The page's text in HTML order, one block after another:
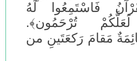
فَاسْتَمِعُوا لَهُ
لَعَلَّكُمْ تُرْحَمُون﴾.
مَقامَ رَكعَتَينِ من